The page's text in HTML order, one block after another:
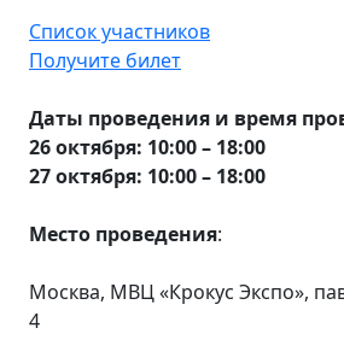
Список участников
Получите билет
Даты проведения и время
26 октября: 10:00 – 18:00
27 октября: 10:00 – 18:00
Место проведения:
Москва, МВЦ «Крокус Экспо»,
4